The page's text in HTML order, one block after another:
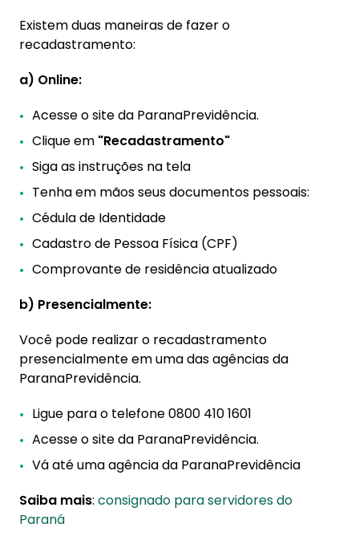
Existem duas maneiras de fazer o
recadastramento:
a) Online:
Acesse o site da ParanaPrevidência.
Clique em "Recadastramento"
Siga as instruções na tela
Tenha em mãos seus documentos pessoais:
Cédula de Identidade
Cadastro de Pessoa Física (CPF)
Comprovante de residência atualizado
b) Presencialmente:
Você pode realizar o recadastramento
presencialmente em uma das agências da
ParanaPrevidência.
Ligue para o telefone 0800 410 1601
Acesse o site da ParanaPrevidência.
Vá até uma agência da ParanaPrevidência
Saiba mais: consignado para servidores do
Paraná